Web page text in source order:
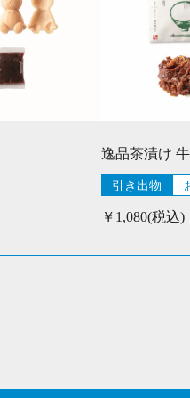
逸品茶漬け
引き出物
￥1,080(税込)